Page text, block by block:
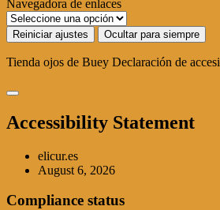
Navegadora de enlaces
Reiniciar ajustes Ocultar para siempre
Tienda ojos de Buey Declaración de
Accessibility Statement
elicur.es
August 6, 2026
Compliance status